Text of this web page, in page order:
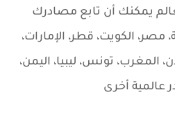
يمكنك أن تابع مصادرك
الكويت، قطر، الإمارات،
المغرب، تونس، ليبيا، اليمن،
عالمية أخرى